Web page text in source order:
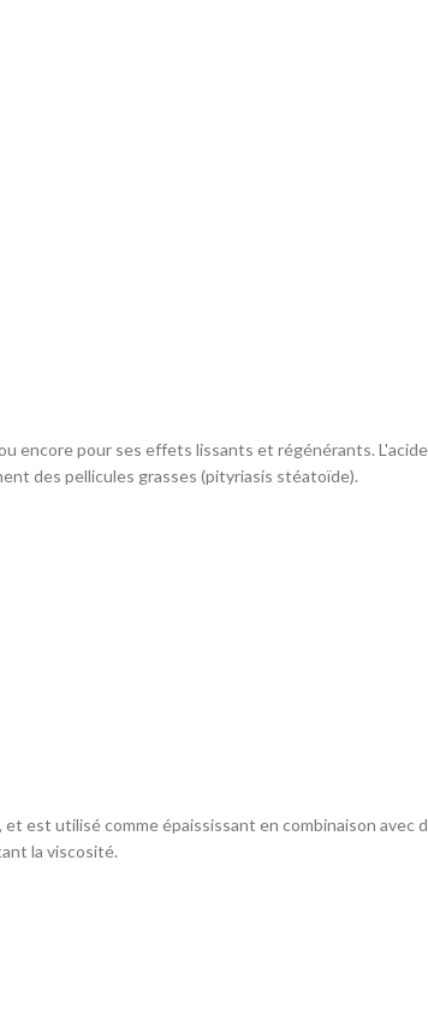
encore pour ses effets lissants et régénérants.
des pellicules grasses (pityriasis stéatoïde).
est utilisé comme épaississant en combinaison avec
la viscosité.